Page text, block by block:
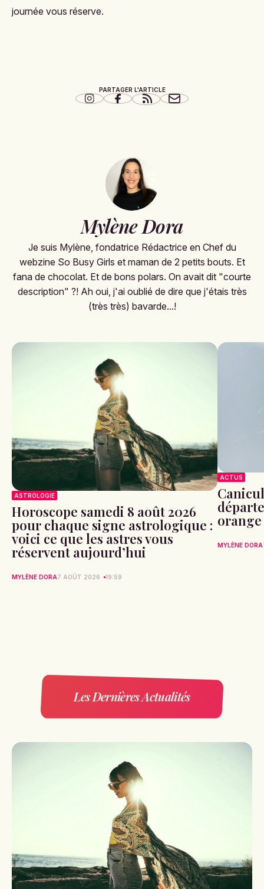
journée vous réserve.
PARTAGER L'ARTICLE
Mylène Dora
Je suis Mylène, fondatrice Rédactrice en Chef du
webzine So Busy Girls et maman de 2 petits bouts. Et
fana de chocolat. Et de bons polars. On avait dit "courte
description" ?! Ah oui, j'ai oublié de dire que j'étais très
(très très) bavarde...!
ASTROLOGIE
Horoscope samedi 8 août 2026
pour chaque signe astrologique :
voici ce que les astres vous
réservent aujourd’hui
MYLÈNE DORA7 AOÛT 2026 19:59
ACTUS
orange
MYLÈNE DORA
Les Dernières Actualités